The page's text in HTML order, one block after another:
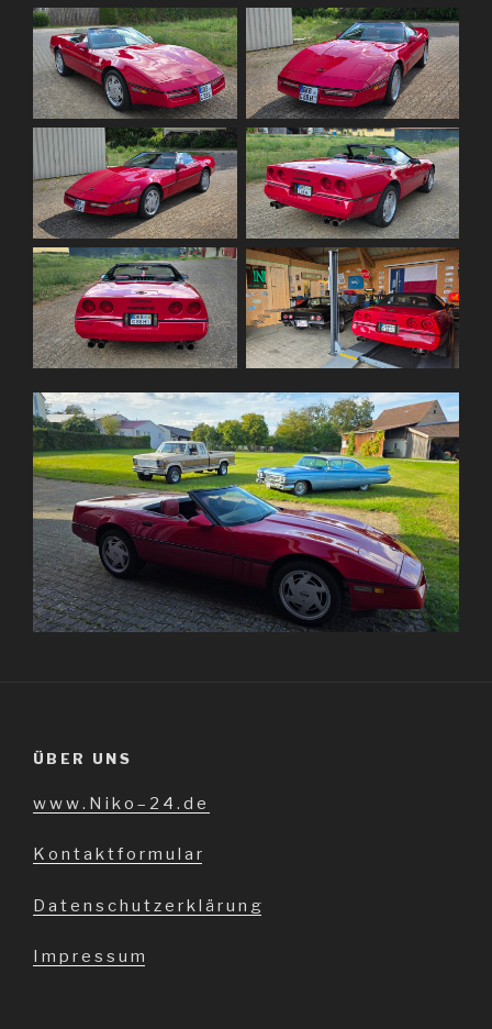
ÜBER UNS
w w w . N i k o – 2 4 . d e
K o n t a k t f o r m u l a r
D a t e n s c h u t z e r k l ä r u n g
I m p r e s s u m